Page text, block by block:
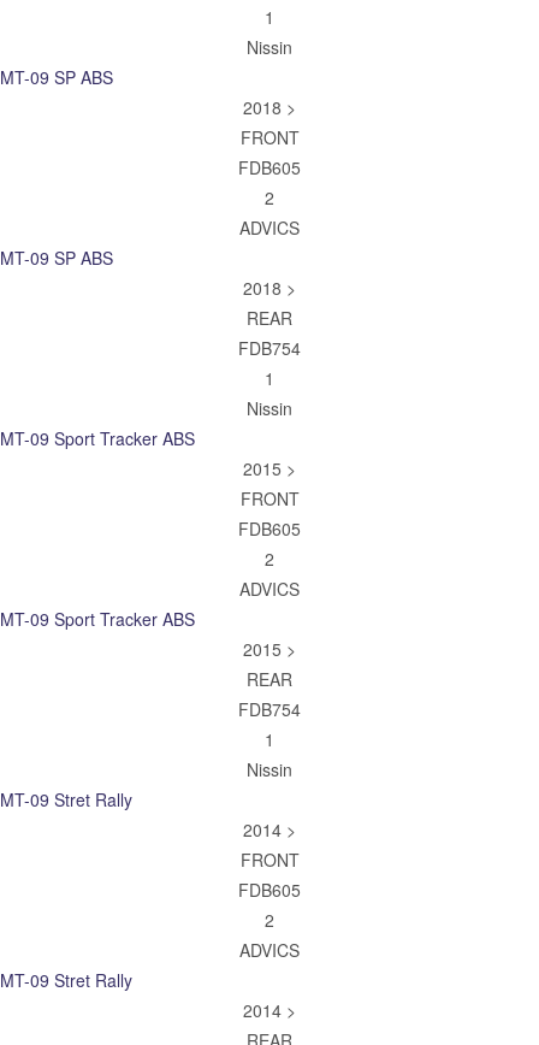
1
Nissin
MT-09 SP ABS
2018 >
FRONT
FDB605
2
ADVICS
MT-09 SP ABS
2018 >
REAR
FDB754
1
Nissin
MT-09 Sport Tracker ABS
2015 >
FRONT
FDB605
2
ADVICS
MT-09 Sport Tracker ABS
2015 >
REAR
FDB754
1
Nissin
MT-09 Stret Rally
2014 >
FRONT
FDB605
2
ADVICS
MT-09 Stret Rally
2014 >
REAR